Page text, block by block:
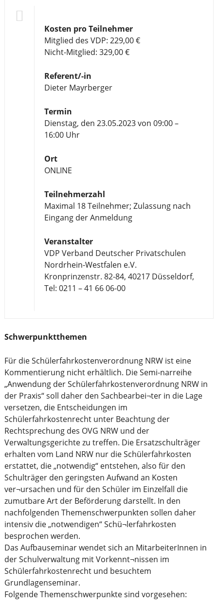
Kosten pro Teilnehmer
Mitglied des VDP: 229,00 €
Nicht-Mitglied: 329,00 €
Referent/-in
Dieter Mayrberger
Termin
Dienstag, den 23.05.2023 von 09:00 –
16:00 Uhr
Ort
ONLINE
Teilnehmerzahl
Maximal 18 Teilnehmer; Zulassung nach
Eingang der Anmeldung
Veranstalter
VDP Verband Deutscher Privatschulen
Nordrhein-Westfalen e.V.
Kronprinzenstr. 82-84, 40217 Düsseldorf,
Tel: 0211 – 41 66 06-00
Schwerpunktthemen
Für die Schülerfahrkostenverordnung NRW ist eine
Kommentierung nicht erhältlich. Die Semi-narreihe
„Anwendung der Schülerfahrkostenverordnung NRW in
der Praxis“ soll daher den Sachbearbei¬ter in die Lage
versetzen, die Entscheidungen im
Schülerfahrkostenrecht unter Beachtung der
Rechtsprechung des OVG NRW und der
Verwaltungsgerichte zu treffen. Die Ersatzschulträger
erhalten vom Land NRW nur die Schülerfahrkosten
erstattet, die „notwendig“ entstehen, also für den
Schulträger den geringsten Aufwand an Kosten
ver¬ursachen und für den Schüler im Einzelfall die
zumutbare Art der Beförderung darstellt. In den
nachfolgenden Themenschwerpunkten sollen daher
intensiv die „notwendigen“ Schü¬lerfahrkosten
besprochen werden.
Das Aufbauseminar wendet sich an MitarbeiterInnen in
der Schulverwaltung mit Vorkennt¬nissen im
Schülerfahrkostenrecht und besuchtem
Grundlagenseminar.
Folgende Themenschwerpunkte sind vorgesehen: